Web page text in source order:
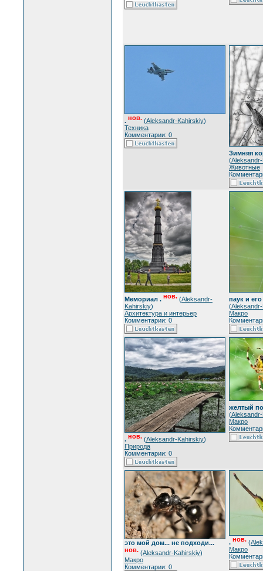
. нов. (Aleksandr-Kahirskiy)
Техника
Комментарии: 0
Зимняя
(
Животные
Мемориал . нов. (Aleksandr-
Kahirskiy)
Архитектура и интерьер
Комментарии: 0
паук и его
(
Макро
. нов. (Aleksandr-Kahirskiy)
Природа
Комментарии: 0
желтый
(
Макро
это мой дом... не подходи...
нов. (Aleksandr-Kahirskiy)
Макро
Комментарии: 0
. нов. (
Макро